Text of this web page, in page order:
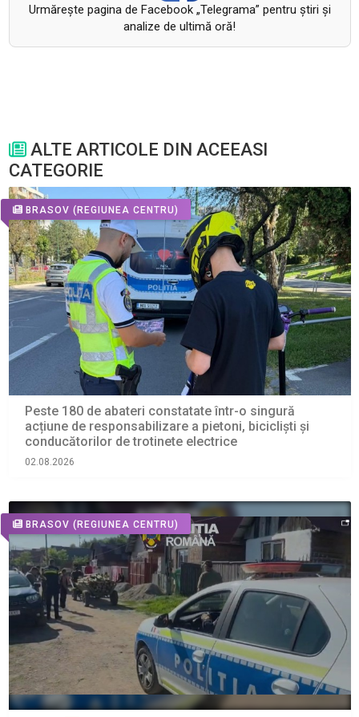
Urmăreşte pagina de Facebook „Telegrama” pentru ştiri şi
analize de ultimă oră!
ALTE ARTICOLE DIN ACEEASI
CATEGORIE
BRASOV (REGIUNEA CENTRU)
Peste 180 de abateri constatate într-o singură
acțiune de responsabilizare a pietoni, bicicliști și
conducătorilor de trotinete electrice
02.08.2026
BRASOV (REGIUNEA CENTRU)